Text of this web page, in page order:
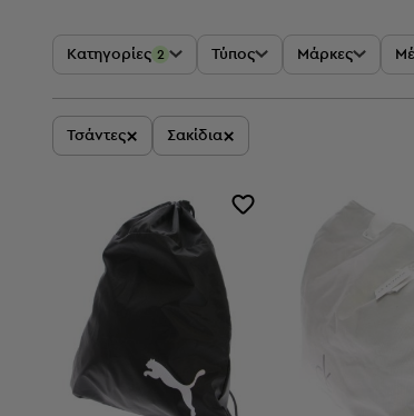
Κατηγορίες 2 Τύπος Μάρκες
Τσάντες× Σακίδια×